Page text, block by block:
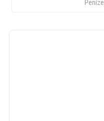
Peníze